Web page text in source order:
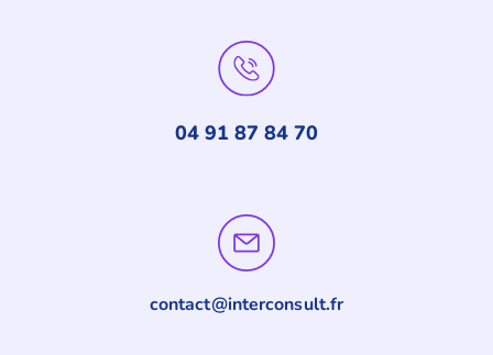
04 91 87 84 70
contact@interconsult.fr